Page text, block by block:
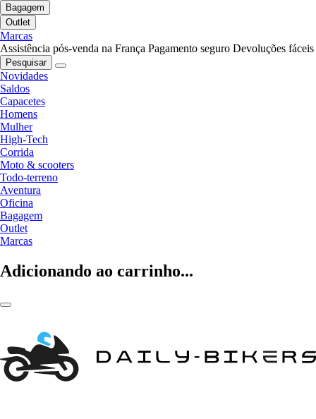
Bagagem
Outlet
Marcas
Assistência pós-venda na França Pagamento seguro Devoluções fáceis
Pesquisar
Novidades
Saldos
Capacetes
Homens
Mulher
High-Tech
Corrida
Moto & scooters
Todo-terreno
Aventura
Oficina
Bagagem
Outlet
Marcas
Adicionando ao carrinho...